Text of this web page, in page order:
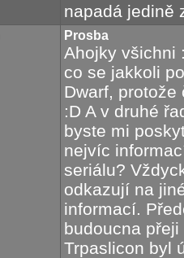
napadá jedině
Prosba
Ahojky všichni
co se jakkoli
Dwarf,
:D A v druhé
byste mi
nejvíc
seriálu?
odkazují na
informací.
budoucna
Trpaslicon byl